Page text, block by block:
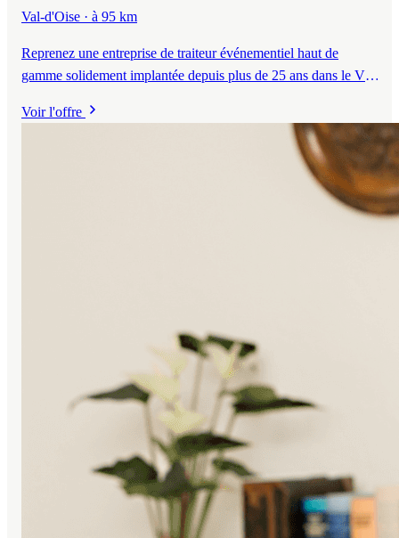
Val-d'Oise · à 95 km
Reprenez une entreprise de traiteur événementiel haut de
gamme solidement implantée depuis plus de 25 ans dans le Val
clientèle fidèle et des contrats signés jusqu'en 2027. Cédée dans
le cadre d'un départ en retraite, cette affaire saine et
immédiatement opérationnelle offre de nombreux leviers de
croissance inexploités et un accompagnement personnalisé par
Voir l'offre